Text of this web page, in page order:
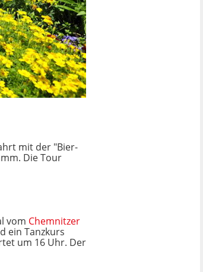
mit der "Bier-
Die Tour
vom Chemnitzer
ein Tanzkurs
um 16 Uhr. Der